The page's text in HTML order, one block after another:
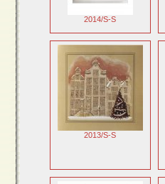
2014/S-S
2013/S-S